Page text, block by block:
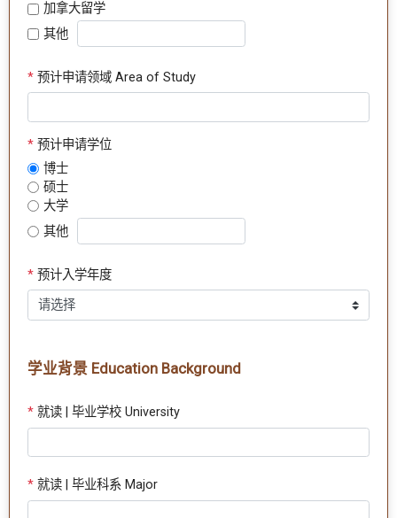
加拿大留学
其他
* 预计申请领域 Area of Study
* 预计申请学位
博士
硕士
大学
其他
* 预计入学年度
学业背景 Education Background
* 就读 | 毕业学校 University
* 就读 | 毕业科系 Major